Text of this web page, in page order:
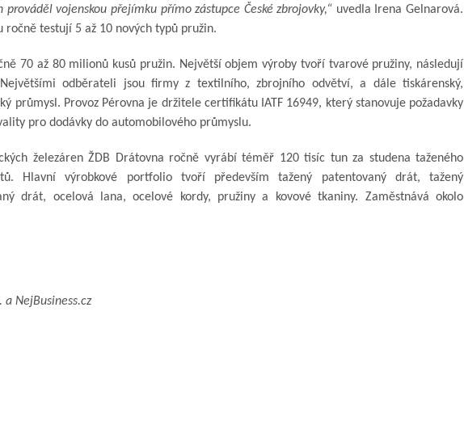
vojenskou přejímku přímo zástupce České zbrojovky,“ uvedla Irena Gelnarová.
ročně testují 5 až 10 nových typů pružin.
70 až 80 milionů kusů pružin. Největší objem výroby tvoří tvarové pružiny, následují
odběrateli jsou firmy z textilního, zbrojního odvětví, a dále tiskárenský,
průmysl. Provoz Pérovna je držitele certifikátu IATF 16949, který stanovuje požadavky
pro dodávky do automobilového průmyslu.
železáren ŽDB Drátovna ročně vyrábí téměř 120 tisíc tun za studena taženého
Hlavní výrobkové portfolio tvoří především tažený patentovaný drát, tažený
drát, ocelová lana, ocelové kordy, pružiny a kovové tkaniny. Zaměstnává okolo
a NejBusiness.cz